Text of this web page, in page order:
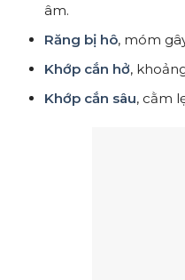
âm.
Răng bị hô, móm
Khớp cắn hở,
Khớp cắn sâu, cằm